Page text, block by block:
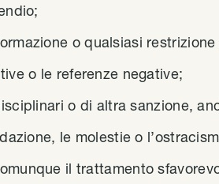
o qualsiasi
o le referenze negative;
o di altra sanzione,
le molestie o
il trattamento